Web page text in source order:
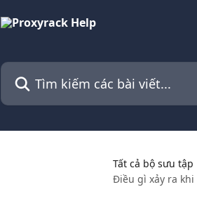
Tìm kiếm các bài viết...
Tất cả bộ sưu tập
Điều gì xảy ra